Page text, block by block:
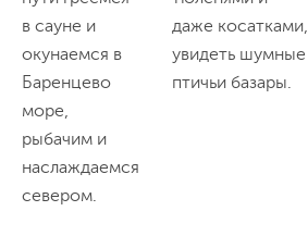
в сауне и
окунаемся в
Баренцево
море,
рыбачим и
наслаждаемся
севером.
даже косатками,
увидеть шумные
птичьи базары.